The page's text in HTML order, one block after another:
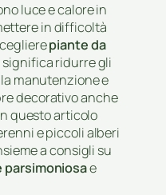
luce e calore in
in difficoltà
piante da
significa ridurre gli
manutenzione e
decorativo anche
questo articolo
e piccoli alberi
a consigli su
parsimoniosae